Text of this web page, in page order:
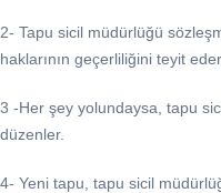
2- Tapu sicil müdürlüğü
haklarının geçerliliğini teyit eder.
3 -Her şey yolundaysa, tapu
düzenler.
4- Yeni tapu, tapu sicil